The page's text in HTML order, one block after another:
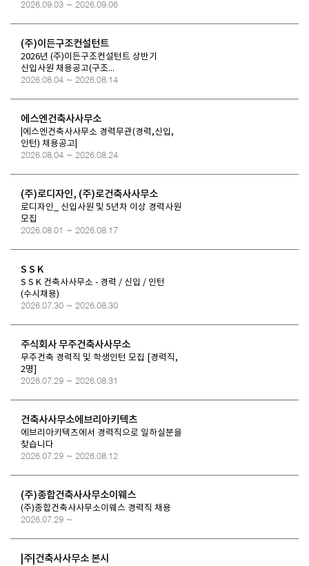
2026.09.03 ~ 2026.09.06
(주)이든구조컨설턴트
2026년 (주)이든구조컨설턴트 상반기
신입사원 채용공고(구조...
2026.08.04 ~ 2026.08.14
에스엔건축사사무소
|에스엔건축사사무소 경력무관(경력,신입,
인턴) 채용공고|
2026.08.04 ~ 2026.08.24
(주)로디자인, (주)로건축사사무소
로디자인_ 신입사원 및 5년차 이상 경력사원
모집
2026.08.01 ~ 2026.08.17
S S K
S S K 건축사사무소 - 경력 / 신입 / 인턴
(수시채용)
2026.07.30 ~ 2026.08.30
주식회사 무주건축사사무소
무주건축 경력직 및 학생인턴 모집 [경력직,
2명]
2026.07.29 ~ 2026.08.31
건축사사무소에브리아키텍츠
에브리아키텍츠에서 경력직으로 일하실분을
찾습니다
2026.07.29 ~ 2026.08.12
(주)종합건축사사무소이웨스
(주)종합건축사사무소이웨스 경력직 채용
2026.07.29 ~
|주|건축사사무소 본시